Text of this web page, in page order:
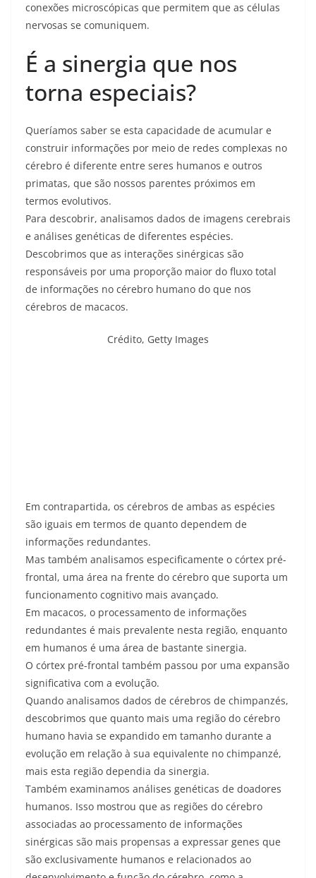
conexões microscópicas que permitem que as células
nervosas se comuniquem.
É a sinergia que nos
torna especiais?
Queríamos saber se esta capacidade de acumular e
construir informações por meio de redes complexas no
cérebro é diferente entre seres humanos e outros
primatas, que são nossos parentes próximos em
termos evolutivos.
Para descobrir, analisamos dados de imagens cerebrais
e análises genéticas de diferentes espécies.
Descobrimos que as interações sinérgicas são
responsáveis ​​por uma proporção maior do fluxo total
de informações no cérebro humano do que nos
cérebros de macacos.
Crédito, Getty Images
Em contrapartida, os cérebros de ambas as espécies
são iguais em termos de quanto dependem de
informações redundantes.
Mas também analisamos especificamente o córtex pré-
frontal, uma área na frente do cérebro que suporta um
funcionamento cognitivo mais avançado.
Em macacos, o processamento de informações
redundantes é mais prevalente nesta região, enquanto
em humanos é uma área de bastante sinergia.
O córtex pré-frontal também passou por uma expansão
significativa com a evolução.
Quando analisamos dados de cérebros de chimpanzés,
descobrimos que quanto mais uma região do cérebro
humano havia se expandido em tamanho durante a
evolução em relação à sua equivalente no chimpanzé,
mais esta região dependia da sinergia.
Também examinamos análises genéticas de doadores
humanos. Isso mostrou que as regiões do cérebro
associadas ao processamento de informações
sinérgicas são mais propensas a expressar genes que
são exclusivamente humanos e relacionados ao